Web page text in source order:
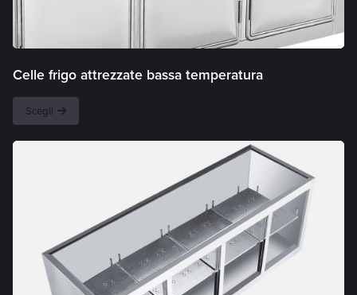
Celle frigo attrezzate bassa temperatura
Scegli